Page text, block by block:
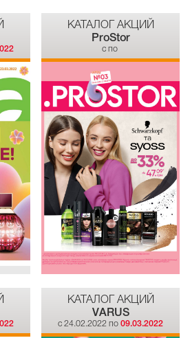
КАТАЛОГ АКЦИЙ
ProStor
c по
КАТАЛОГ АКЦИЙ
VARUS
c 24.02.2022 по09.03.2022